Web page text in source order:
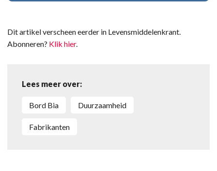
Dit artikel verscheen eerder in Levensmiddelenkrant.
Abonneren? Klik hier.
Lees meer over:
Bord Bia Duurzaamheid
Fabrikanten